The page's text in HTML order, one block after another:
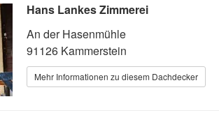
Hans Lankes Zimmerei
An der Hasenmühle
91126 Kammerstein
Mehr Informationen zu diesem Dachdecker